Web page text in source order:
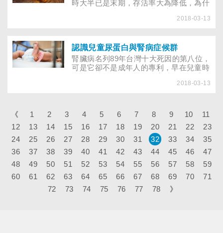
血管病變，任何人都有可能。
時大半已是末期，存活率大為降低，為什
人說是跟飲食西化、吃得太油有關，真的
2018-03-13
認識兒童尿蛋白與腎病症候群
腎臟病名列89年台灣十大死因的第八位，
可是它卻不是成年人的專利，早在兒童時
指標。依據行政院衛生署所公布的資料，
需要長期透析治療（洗腎）者，近年來也
人需要洗腎，至今仍持續成長，而中央健
康保險局的資料更進一步指出，在86年度
的醫療處置給付中，透析治療排名第一，
佔了110多億元，真可說是醫療衛生的重
大負擔！
2018-03-13
《 1 2 3 4 5 6 7 8 9 10
11
12
13 14 15 16 17 18 19 20 21 22
23
24
25 26 27 28 29 30 31 32 33 34
35
36
37 38 39 40 41 42 43 44 45 46
47
48
49 50 51 52 53 54 55 56 57 58
59
60
61 62 63 64 65 66 67 68 69 70
71
72
73 74 75 76 77 78 》